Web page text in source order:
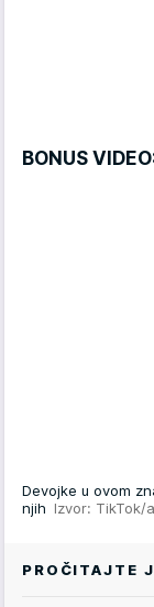
BONUS
Devojke u ovom
njih Izvor: TikTok/
PROČITAJTE